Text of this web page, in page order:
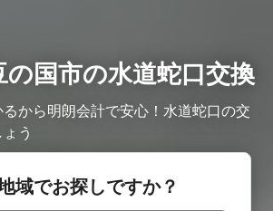
の国市の水道蛇口交換
から明朗会計で安心！水道蛇口の交
う
域でお探しですか？